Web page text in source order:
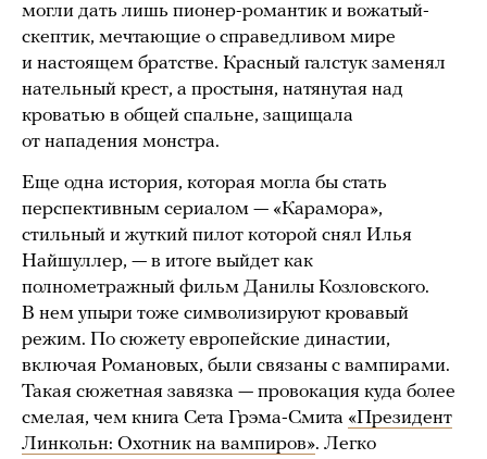
могли дать лишь пионер-романтик и вожатый-
скептик, мечтающие о справедливом мире
и настоящем братстве. Красный галстук заменял
нательный крест, а простыня, натянутая над
кроватью в общей спальне, защищала
от нападения монстра.
Еще одна история, которая могла бы стать
перспективным сериалом — «Карамора»,
стильный и жуткий пилот которой снял Илья
Найшуллер, — в итоге выйдет как
полнометражный фильм Данилы Козловского.
В нем упыри тоже символизируют кровавый
режим. По сюжету европейские династии,
включая Романовых, были связаны с вампирами.
Такая сюжетная завязка — провокация куда более
смелая, чем книга Сета Грэма-Смита «Президент
Линкольн: Охотник на вампиров». Легко